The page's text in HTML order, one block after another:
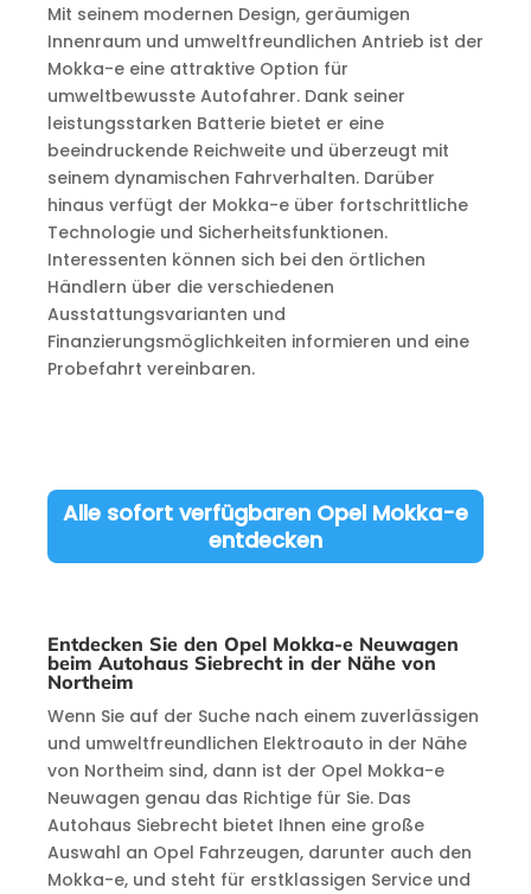
Mit seinem modernen Design, geräumigen
Innenraum und umweltfreundlichen Antrieb ist der
Mokka-e eine attraktive Option für
umweltbewusste Autofahrer. Dank seiner
leistungsstarken Batterie bietet er eine
beeindruckende Reichweite und überzeugt mit
seinem dynamischen Fahrverhalten. Darüber
hinaus verfügt der Mokka-e über fortschrittliche
Technologie und Sicherheitsfunktionen.
Interessenten können sich bei den örtlichen
Händlern über die verschiedenen
Ausstattungsvarianten und
Finanzierungsmöglichkeiten informieren und eine
Probefahrt vereinbaren.
Alle sofort verfügbaren Opel Mokka-e
entdecken
Entdecken Sie den Opel Mokka-e Neuwagen
beim Autohaus Siebrecht in der Nähe von
Northeim
Wenn Sie auf der Suche nach einem zuverlässigen
und umweltfreundlichen Elektroauto in der Nähe
von Northeim sind, dann ist der Opel Mokka-e
Neuwagen genau das Richtige für Sie. Das
Autohaus Siebrecht bietet Ihnen eine große
Auswahl an Opel Fahrzeugen, darunter auch den
Mokka-e, und steht für erstklassigen Service und